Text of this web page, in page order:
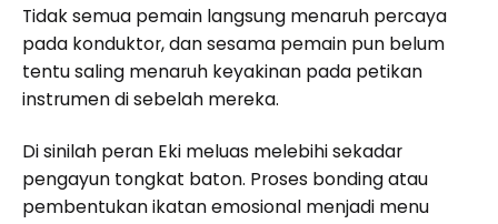
Tidak semua pemain langsung menaruh percaya
pada konduktor, dan sesama pemain pun belum
tentu saling menaruh keyakinan pada petikan
instrumen di sebelah mereka.
Di sinilah peran Eki meluas melebihi sekadar
pengayun tongkat baton. Proses bonding atau
pembentukan ikatan emosional menjadi menu